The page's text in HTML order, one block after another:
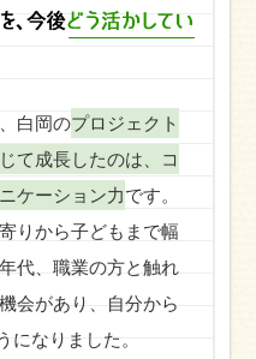
白岡のプロジェクト
て成長したのは、コ
ケーション力です。
りから子どもまで幅
代、職業の方と触れ
会があり、自分から
になりました。